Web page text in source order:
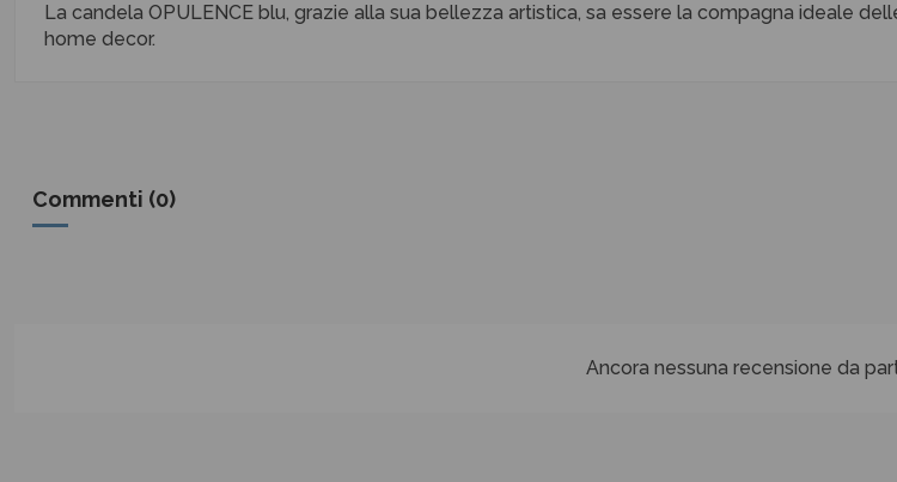
La candela OPULENCE blu, grazie alla sua bellezza artistica, sa essere la compagna ideale
home decor.
Commenti (0)
Ancora nessuna recensione da